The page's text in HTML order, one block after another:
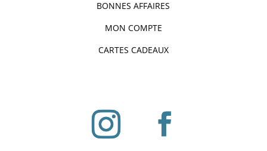
BONNES AFFAIRES
MON COMPTE
CARTES CADEAUX